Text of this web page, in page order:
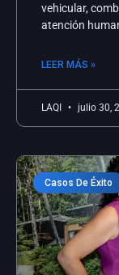
vehicular,
atención
LEER MÁS »
LAQI julio 30,
Casos De Éxito